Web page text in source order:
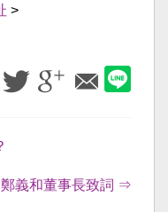
>
義和董事長致詞 ⇒